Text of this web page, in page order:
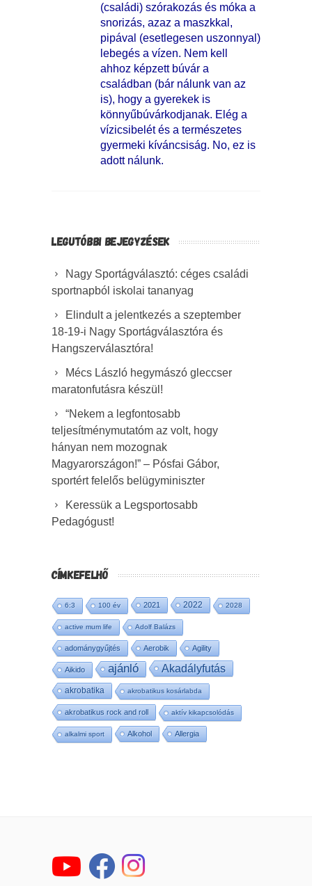
(családi) szórakozás és móka a
snorizás, azaz a maszkkal,
pipával (esetlegesen uszonnyal)
lebegés a vízen. Nem kell
ahhoz képzett búvár a
családban (bár nálunk van az
is), hogy a gyerekek is
könnyűbúvárkodjanak. Elég a
vízicsibelét és a természetes
gyermeki kíváncsiság. No, ez is
adott nálunk.
LEGUTÓBBI BEJEGYZÉSEK
Nagy Sportágválasztó: céges családi
sportnapból iskolai tananyag
Elindult a jelentkezés a szeptember
18-19-i Nagy Sportágválasztóra és
Hangszerválasztóra!
Mécs László hegymászó gleccser
maratonfutásra készül!
“Nekem a legfontosabb
teljesítménymutatóm az volt, hogy
hányan nem mozognak
Magyarországon!” – Pósfai Gábor,
sportért felelős belügyminiszter
Keressük a Legsportosabb
Pedagógust!
CÍMKEFELHŐ
6:3 100 év 2021 2022 2028
active mum life Adolf Balázs
adománygyűjtés Aerobik Agility
Aikido ajánló Akadályfutás
akrobatika akrobatikus kosárlabda
akrobatikus rock and roll aktív kikapcsolódás
alkalmi sport Alkohol Allergia